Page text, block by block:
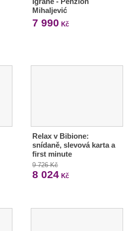
Mihaljević
7 990 Kč
Relax v Bibione:
snídaně, slevová karta a
first minute
9 726 Kč
8 024Kč